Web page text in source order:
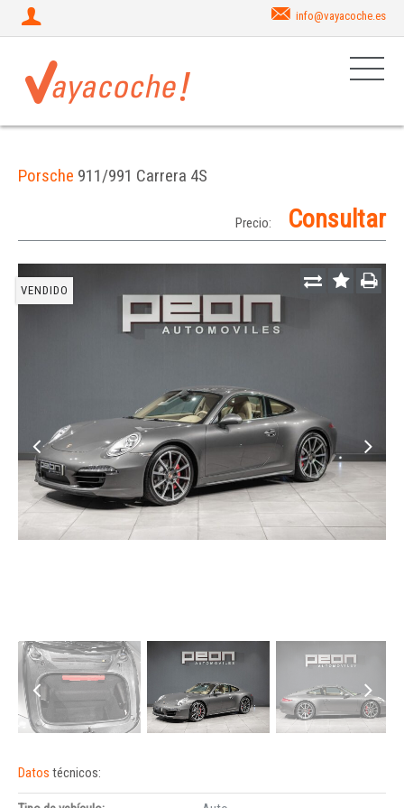
info@vayacoche.es
Porsche 911/991 Carrera 4S
Precio: Consultar
VENDIDO
Datos técnicos: